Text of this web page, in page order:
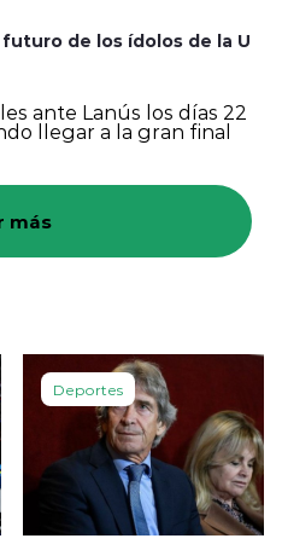
de los ídolos de la U
ante Lanús los días 22
llegar a la gran final
más
Deportes